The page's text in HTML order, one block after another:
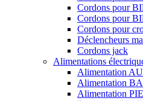
Cordons pour
Cordons pour
Cordons pour
Déclencheurs
Cordons jack
Alimentations
Alimentation
Alimentation
Alimentation